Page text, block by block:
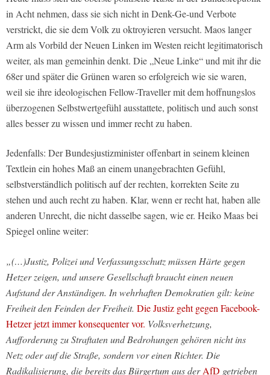
in Acht nehmen, dass sie sich nicht in Denk-Ge-und Verbote
verstrickt, die sie dem Volk zu oktroyieren versucht. Maos langer
Arm als Vorbild der Neuen Linken im Westen reicht legitimatorisch
weiter, als man gemeinhin denkt. Die „Neue Linke“ und mit ihr die
68er und später die Grünen waren so erfolgreich wie sie waren,
weil sie ihre ideologischen Fellow-Traveller mit dem hoffnungslos
überzogenen Selbstwertgefühl ausstattete, politisch und auch sonst
alles besser zu wissen und immer recht zu haben.
Jedenfalls: Der Bundesjustizminister offenbart in seinem kleinen
Textlein ein hohes Maß an einem unangebrachten Gefühl,
selbstverständlich politisch auf der rechten, korrekten Seite zu
stehen und auch recht zu haben. Klar, wenn er recht hat, haben alle
anderen Unrecht, die nicht dasselbe sagen, wie er. Heiko Maas bei
Spiegel online weiter:
„(…)Justiz, Polizei und Verfassungsschutz müssen Härte gegen
Hetzer zeigen, und unsere Gesellschaft braucht einen neuen
Aufstand der Anständigen. In wehrhaften Demokratien gilt: keine
Freiheit den Feinden der Freiheit. Die Justiz geht gegen Facebook-
Hetzer jetzt immer konsequenter vor. Volksverhetzung,
Aufforderung zu Straftaten und Bedrohungen gehören nicht ins
Netz oder auf die Straße, sondern vor einen Richter. Die
Radikalisierung, die bereits das Bürgertum aus derAfD getrieben